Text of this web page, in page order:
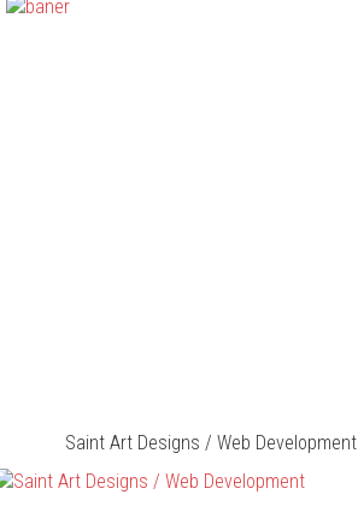
Saint Art Designs / Web Development